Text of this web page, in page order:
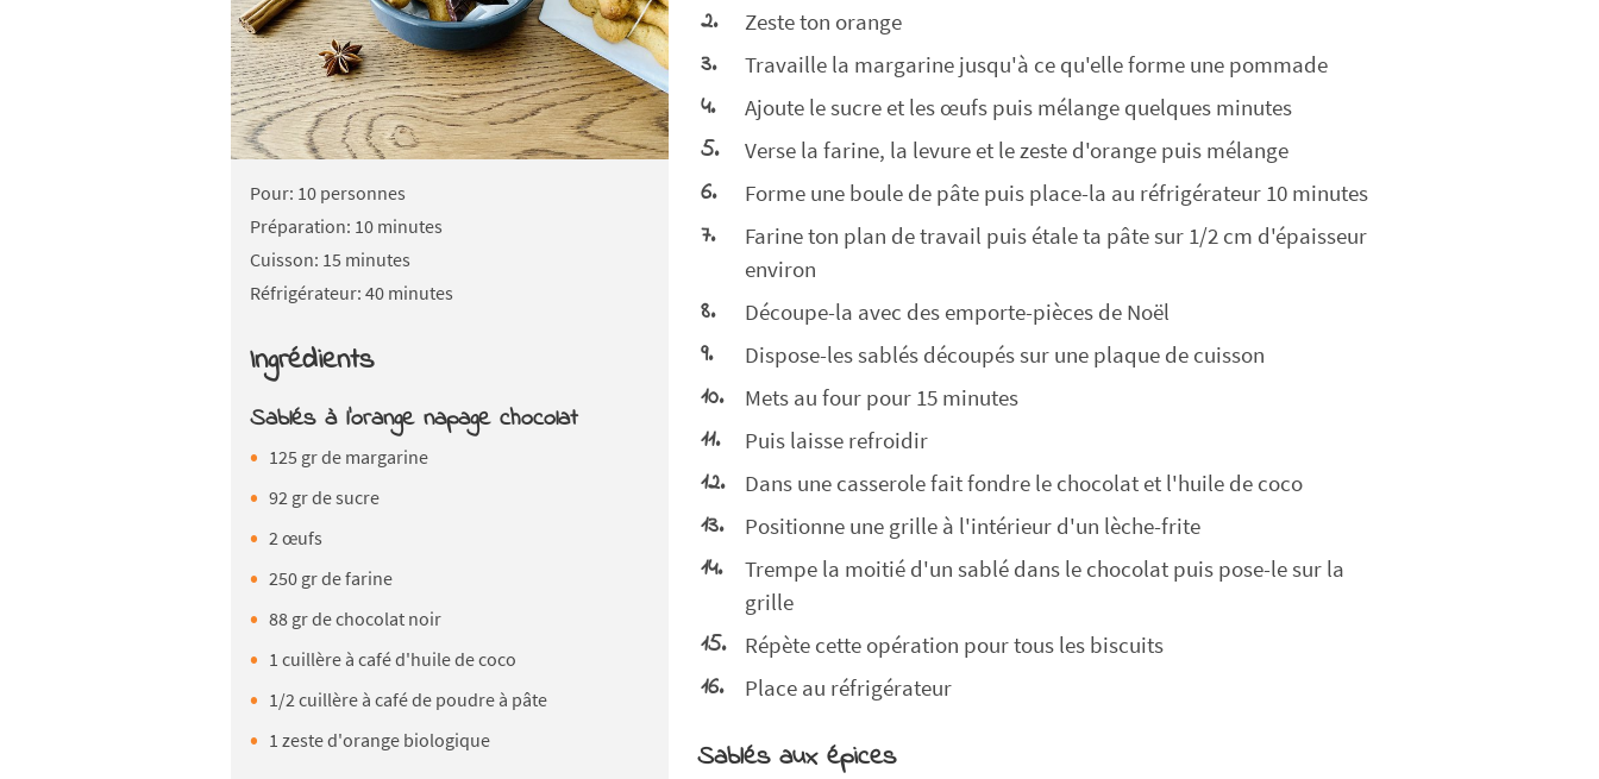
Pour: 10 personnes
Préparation: 10 minutes
Cuisson: 15 minutes
Réfrigérateur: 40 minutes
Ingrédients
Sablés à l'orange napage chocolat
125 gr de margarine
92 gr de sucre
2 œufs
250 gr de farine
88 gr de chocolat noir
1 cuillère à café d'huile de coco
1/2 cuillère à café de poudre à pâte
1 zeste d'orange biologique
Zeste ton orange
Travaille la margarine jusqu'à ce qu'elle forme une pommade
Ajoute le sucre et les œufs puis mélange quelques minutes
Verse la farine, la levure et le zeste d'orange puis mélange
Forme une boule de pâte puis place-la au réfrigérateur 10 minutes
Farine ton plan de travail puis étale ta pâte sur 1/2 cm d'épaisseur
environ
Découpe-la avec des emporte-pièces de Noël
Dispose-les sablés découpés sur une plaque de cuisson
Mets au four pour 15 minutes
Puis laisse refroidir
Dans une casserole fait fondre le chocolat et l'huile de coco
Positionne une grille à l'intérieur d'un lèche-frite
Trempe la moitié d'un sablé dans le chocolat puis pose-le sur la
grille
Répète cette opération pour tous les biscuits
Place au réfrigérateur
Sablés aux épices